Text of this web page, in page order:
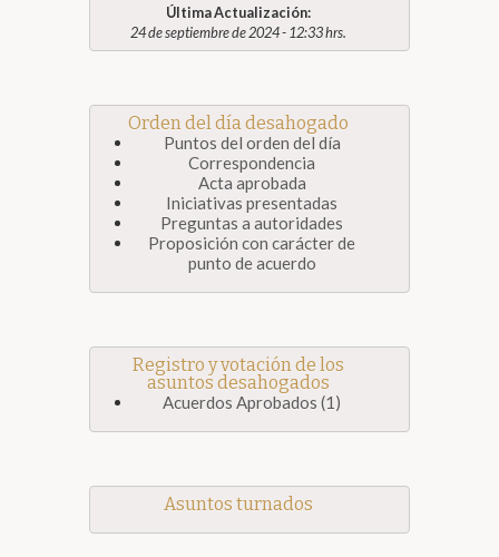
Última Actualización:
24 de septiembre de 2024 - 12:33 hrs.
Orden del día desahogado
Puntos del orden del día
Correspondencia
Acta aprobada
Iniciativas presentadas
Preguntas a autoridades
Proposición con carácter de
punto de acuerdo
Registro y votación de los
asuntos desahogados
Acuerdos Aprobados (1)
Asuntos turnados